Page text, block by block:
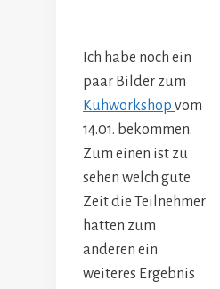
Ich habe noch ein
paar Bilder zum
Kuhworkshop vom
14.01. bekommen.
Zum einen ist zu
sehen welch gute
Zeit die Teilnehmer
hatten zum
anderen ein
weiteres Ergebnis